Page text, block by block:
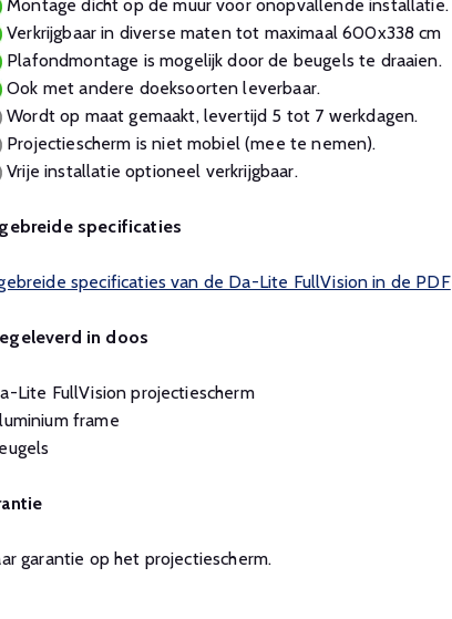
Montage dicht op de muur voor onopvallende installatie.
Verkrijgbaar in diverse maten tot maximaal 600x338 cm
Plafondmontage is mogelijk door de beugels te draaien.
Ook met andere doeksoorten leverbaar.
Wordt op maat gemaakt, levertijd 5 tot 7 werkdagen.
Projectiescherm is niet mobiel (mee te nemen).
Vrije installatie optioneel verkrijgbaar.
specificaties
specificaties van de Da-Lite FullVision in de PDF
in doos
Lite FullVision projectiescherm
frame
garantie op het projectiescherm.